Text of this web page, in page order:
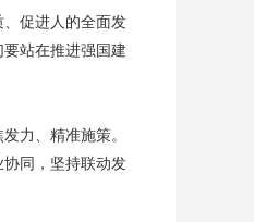
促进人的全面发
站在推进强国建
力、精准施策。
同，坚持联动发